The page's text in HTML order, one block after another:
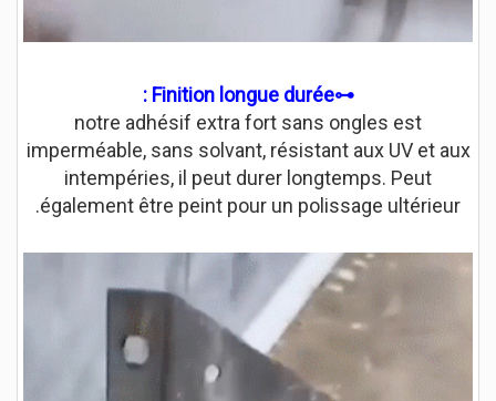
⊷Finition longue durée :
notre adhésif extra fort sans ongles est
imperméable, sans solvant, résistant aux UV et aux
intempéries, il peut durer longtemps. Peut
également être peint pour un polissage ultérieur.